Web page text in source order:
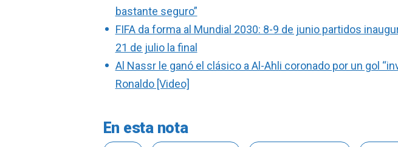
bastante seguro”
FIFA da forma al Mundial 2030: 8-9 de junio partidos
21 de julio la final
Al Nassr le ganó el clásico a Al-Ahli coronado por un gol
Ronaldo [Video]
En esta nota